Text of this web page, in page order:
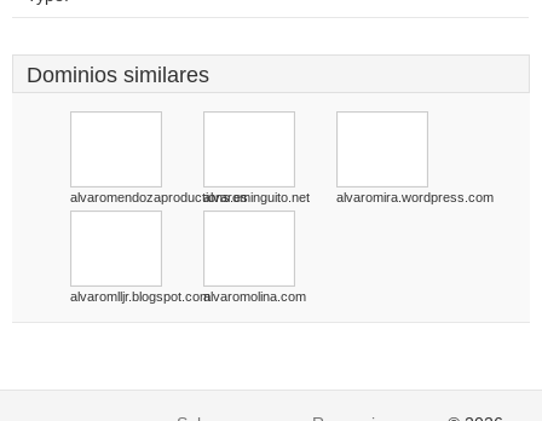
Dominios similares
alvaromendozaproductions.esalvarominguito.net alvaromira.wordpress.com
alvaromlljr.blogspot.comalvaromolina.com